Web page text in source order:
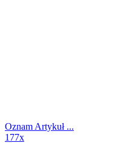
Oznam Artykuł ...
177x